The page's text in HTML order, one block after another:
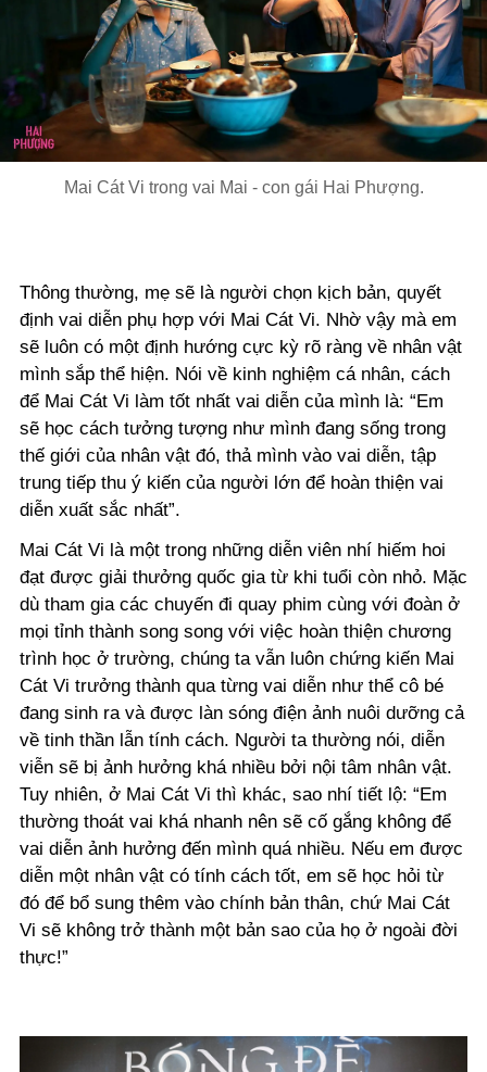
Mai Cát Vi trong vai Mai - con gái Hai Phượng.
Thông thường, mẹ sẽ là người chọn kịch bản, quyết
định vai diễn phụ hợp với Mai Cát Vi. Nhờ vậy mà em
sẽ luôn có một định hướng cực kỳ rõ ràng về nhân vật
mình sắp thể hiện. Nói về kinh nghiệm cá nhân, cách
để Mai Cát Vi làm tốt nhất vai diễn của mình là: “Em
sẽ học cách tưởng tượng như mình đang sống trong
thế giới của nhân vật đó, thả mình vào vai diễn, tập
trung tiếp thu ý kiến của người lớn để hoàn thiện vai
diễn xuất sắc nhất”.
Mai Cát Vi là một trong những diễn viên nhí hiếm hoi
đạt được giải thưởng quốc gia từ khi tuổi còn nhỏ. Mặc
dù tham gia các chuyến đi quay phim cùng với đoàn ở
mọi tỉnh thành song song với việc hoàn thiện chương
trình học ở trường, chúng ta vẫn luôn chứng kiến Mai
Cát Vi trưởng thành qua từng vai diễn như thể cô bé
đang sinh ra và được làn sóng điện ảnh nuôi dưỡng cả
về tinh thần lẫn tính cách. Người ta thường nói, diễn
viễn sẽ bị ảnh hưởng khá nhiều bởi nội tâm nhân vật.
Tuy nhiên, ở Mai Cát Vi thì khác, sao nhí tiết lộ: “Em
thường thoát vai khá nhanh nên sẽ cố gắng không để
vai diễn ảnh hưởng đến mình quá nhiều. Nếu em được
diễn một nhân vật có tính cách tốt, em sẽ học hỏi từ
đó để bổ sung thêm vào chính bản thân, chứ Mai Cát
Vi sẽ không trở thành một bản sao của họ ở ngoài đời
thực!”